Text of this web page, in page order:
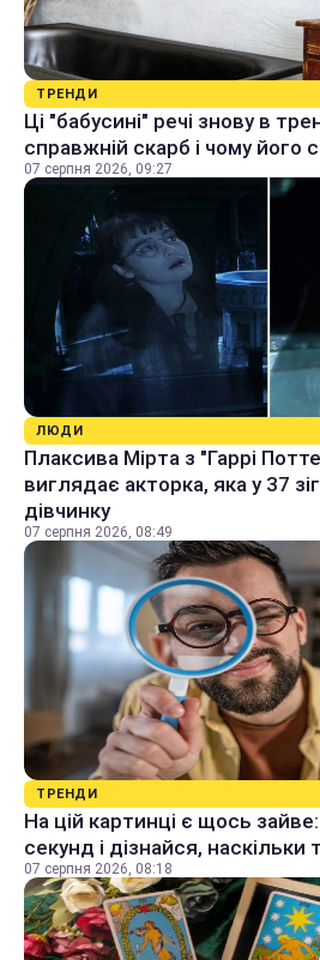
ТРЕНДИ
Ці "бабусині" речі знову в
справжній скарб і чому його
07 серпня 2026, 09:27
ЛЮДИ
Плаксива Мірта з "Гаррі
виглядає акторка, яка у 37
дівчинку
07 серпня 2026, 08:49
ТРЕНДИ
На цій картинці є щось
секунд і дізнайся, наскільки
07 серпня 2026, 08:18